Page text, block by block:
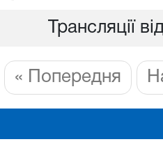
Трансляції
« Попередня